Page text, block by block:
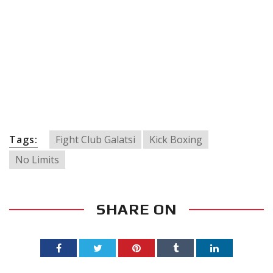
Tags: Fight Club Galatsi
Kick Boxing
No Limits
SHARE ON